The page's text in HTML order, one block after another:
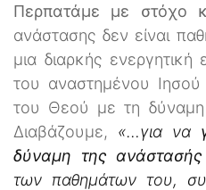
Περπατάμε με στόχο
ανάστασης δεν είναι
μια διαρκής ενεργητική
του αναστημένου
του Θεού με τη
Διαβάζουμε, «…για να
δύναμη της ανάστασής
των παθημάτων του,